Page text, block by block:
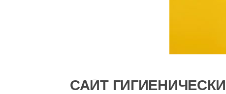
САЙТ